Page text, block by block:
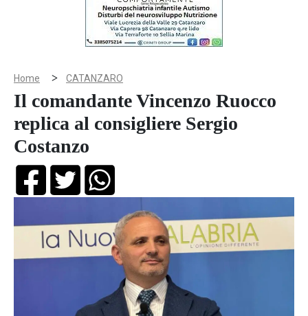
Home > CATANZARO
Il comandante Vincenzo Ruocco
replica al consigliere Sergio
Costanzo